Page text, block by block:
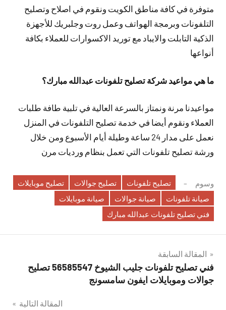
متوفرة في كافة مناطق الكويت ونقوم في اصلاح وتصليح
التلفونات وبرمجة الهواتف وعمل روت وجلبريك للأجهزة
الذكية التابلت والايباد مع توريد الاكسوارات للعملاء بكافة
أنواعها
ما هي مواعيد شركة تصليح تلفونات عبدالله مبارك؟
مواعيدنا مرنة ونمتاز بالسرعة العالية في تلبية طافة طلبات
العملاء ونقوم أيضا في خدمة تصليح التلفونات في المنزل
نعمل على مدار 24 ساعة وطيلة أيام الأسبوع ومن خلال
ورشة تصليح تلفونات التي تعمل بنظام ورديات مرن
وسوم تصليح تلفونات تصليح جوالات
تصليح موبايلات
صيانة تلفونات
صيانة جوالات
صيانة موبايلات
فني تصليح تلفونات عبدالله مبارك
تصفّح
المقالات
المقالة السابقة
فني تصليح تلفونات جليب الشيوخ 56585547 تصليح
جوالات وموبايلات ايفون سامسونج
المقالة التالية